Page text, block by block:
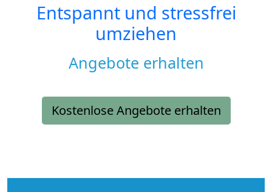
Entspannt und stressfrei
umziehen
Angebote erhalten
Kostenlose Angebote erhalten